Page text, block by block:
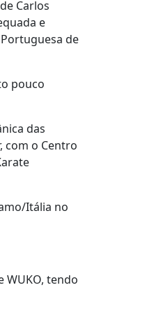
Carlos
e
de
pouco
das
com o Centro
Itália no
WUKO, tendo